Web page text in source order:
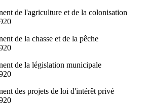
de l'agriculture et de la colonisation
de la chasse et de la pêche
de la législation municipale
des projets de loi d'intérêt privé